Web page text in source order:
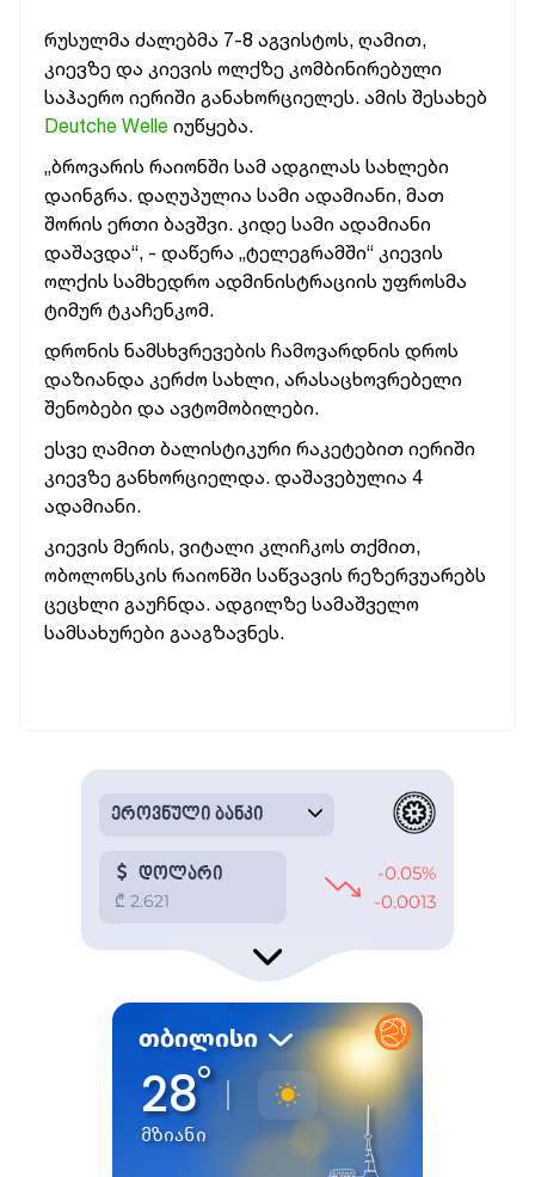
რუსულმა ძალებმა 7-8 აგვისტოს, ღამით,
კიევზე და კიევის ოლქზე კომბინირებული
საჰაერო იერიში განახორციელეს. ამის შესახებ
Deutche Welle იუწყება.
„ბროვარის რაიონში სამ ადგილას სახლები
დაინგრა. დაღუპულია სამი ადამიანი, მათ
შორის ერთი ბავშვი. კიდე სამი ადამიანი
დაშავდა“, - დაწერა „ტელეგრამში“ კიევის
ოლქის სამხედრო ადმინისტრაციის უფროსმა
ტიმურ ტკაჩენკომ.
დრონის ნამსხვრევების ჩამოვარდნის დროს
დაზიანდა კერძო სახლი, არასაცხოვრებელი
შენობები და ავტომობილები.
ესვე ღამით ბალისტიკური რაკეტებით იერიში
კიევზე განხორციელდა. დაშავებულია 4
ადამიანი.
კიევის მერის, ვიტალი კლიჩკოს თქმით,
ობოლონსკის რაიონში საწვავის რეზერვუარებს
ცეცხლი გაუჩნდა. ადგილზე სამაშველო
სამსახურები გააგზავნეს.